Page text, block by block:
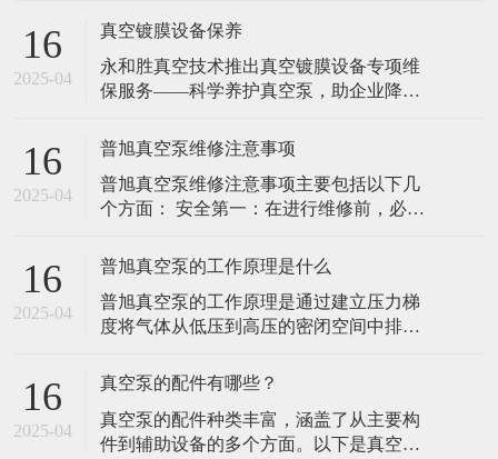
- **油质检查**：定期检查油的颜色和清洁
### 2. **更换真空泵油**
16
2025-04
真空镀膜设备保养
​永和胜真空技术推出真空镀膜设备专项维
保服务——科学养护真空泵，助企业降本
空镀膜技术在高精密制造、光学镀膜、耐
磨涂层等领域的广泛应用，设备核心部件
真空泵的稳定运行成为企业关注的重点。
永和胜真空技术有限责任公司凭借20年行
16
2025-04
普旭真空泵维修注意事项
普旭真空泵维修注意事项‌主要包括以下几
个方面： ‌安全第一‌：在进行维修前，必须
压力已经降至安全范围。在维修过程中，
穿戴好防护用具，避免发生意外伤害。 ‌细
节至上‌：在维修过程中，需要仔细观察每
一个部件的工作情况，查找问题的根源。
16
2025-04
普旭真空泵的工作原理是什么
普旭真空泵的工作原理是通过建立压力梯
度将气体从低压到高压的密闭空间中排
普旭真空泵通常由排气部分、抽气部分和
通过机械运动将气体抽出密闭空间。 普旭
真空泵在应用中具有广泛的使用场景，包
16
2025-04
真空泵的配件有哪些？
真空泵的配件种类丰富，涵盖了从主要构
件到辅助设备的多个方面。以下是真空泵